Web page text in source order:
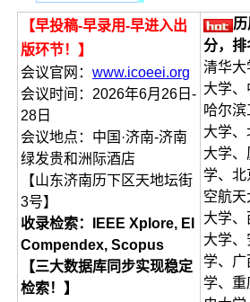
【早投稿-早录用-早进入出
版环节！】
会议官网：www.icoeei.org
会议时间：2026年6月26日-
28日
会议地点：中国·济南-济南
绿发贵和洲际酒店
【山东济南历下区天地坛街
3号】
收录检索：IEEE Xplore, EI
Compendex, Scopus
【三大数据库同步实现稳定
检索！】
历
分，排
清华大
大学、
哈尔
大学
大学
学、
空航
大学
大学
学、
学、